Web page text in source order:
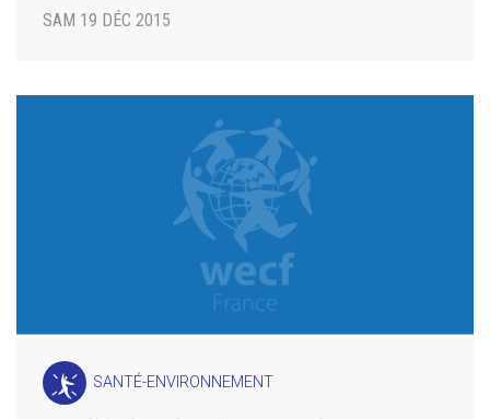
SAM 19 DÉC 2015
SANTÉ-ENVIRONNEMENT